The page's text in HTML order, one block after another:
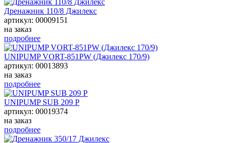
Дренажник 110/8 Джилекс
артикул: 00009151
на заказ
подробнее
UNIPUMP VORT-851PW (Джилекс 170/9)
артикул: 00013893
на заказ
подробнее
UNIPUMP SUB 209 P
артикул: 00019374
на заказ
подробнее